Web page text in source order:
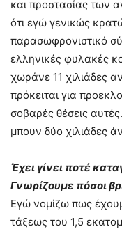
και προστασίας των
ότι εγώ γενικώς
παρασωφρονιστικό
ελληνικές φυλακές
χωράνε 11 χιλιάδες
πρόκειται για
σοβαρές θέσεις
μπουν δύο χιλιάδες
Έχει γίνει ποτέ
Γνωρίζουμε πόσοι
Εγώ νομίζω πως
τάξεως του 1,5